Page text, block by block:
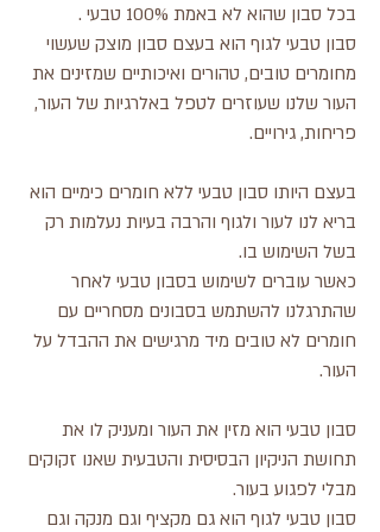
בכל סבון שהוא לא באמת 100% טבעי .
סבון טבעי לגוף הוא בעצם סבון מוצק שעשוי
מחומרים טובים, טהורים ואיכותיים שמזינים את
העור שלנו שעוזרים לטפל באלרגיות של העור,
פריחות, גירויים.
בעצם היותו סבון טבעי ללא חומרים כימיים הוא
בריא לנו לעור ולגוף והרבה בעיות נעלמות רק
בשל השימוש בו.
כאשר עוברים לשימוש בסבון טבעי לאחר
שהתרגלנו להשתמש בסבונים מסחריים עם
חומרים לא טובים מיד מרגישים את ההבדל על
העור.
סבון טבעי הוא מזין את העור ומעניק לו את
תחושת הניקיון הבסיסית והטבעית שאנו זקוקים
מבלי לפגוע בעור.
סבון טבעי לגוף הוא גם מקציף וגם מנקה וגם